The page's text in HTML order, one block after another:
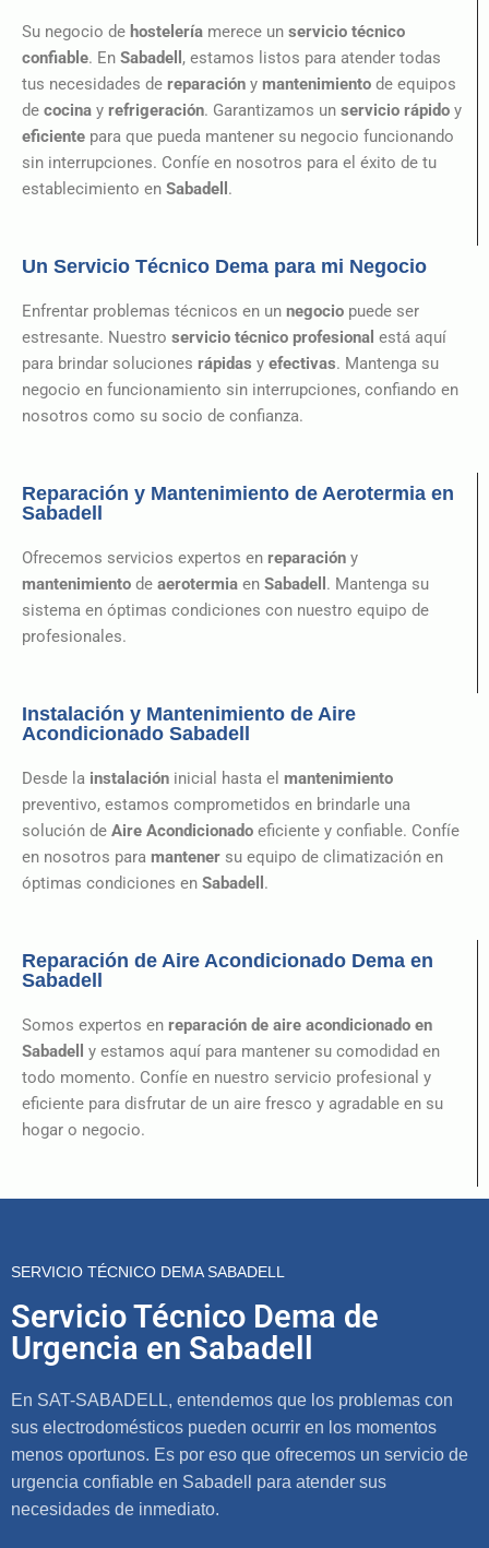
Su negocio de hostelería merece un servicio técnico
confiable. En Sabadell , estamos listos para atender todas
tus necesidades de reparación y mantenimiento de equipos
de cocina y refrigeración. Garantizamos un servicio rápido y
eficiente para que pueda mantener su negocio funcionando
sin interrupciones. Confíe en nosotros para el éxito de tu
establecimiento en Sabadell .
Un Servicio Técnico Dema para mi Negocio
Enfrentar problemas técnicos en un negocio puede ser
estresante. Nuestro servicio técnico profesional está aquí
para brindar soluciones rápidas y efectivas. Mantenga su
negocio en funcionamiento sin interrupciones, confiando en
nosotros como su socio de confianza.
Reparación y Mantenimiento de Aerotermia en
Sabadell
Ofrecemos servicios expertos en reparación y
mantenimiento de aerotermia en Sabadell . Mantenga su
sistema en óptimas condiciones con nuestro equipo de
profesionales.
Instalación y Mantenimiento de Aire
Acondicionado Sabadell
Desde la instalación inicial hasta el mantenimiento
preventivo, estamos comprometidos en brindarle una
solución de Aire Acondicionado eficiente y confiable. Confíe
en nosotros para mantener su equipo de climatización en
óptimas condiciones en Sabadell .
Reparación de Aire Acondicionado Dema en
Sabadell
Somos expertos en reparación de aire acondicionado en
Sabadell
y estamos aquí para mantener su comodidad en
todo momento. Confíe en nuestro servicio profesional y
eficiente para disfrutar de un aire fresco y agradable en su
hogar o negocio.
SERVICIO TÉCNICO DEMA SABADELL
Servicio Técnico Dema de
Urgencia en Sabadell
En SAT-SABADELL, entendemos que los problemas con
sus electrodomésticos pueden ocurrir en los momentos
menos oportunos. Es por eso que ofrecemos un servicio de
urgencia confiable en Sabadell para atender sus
necesidades de inmediato.